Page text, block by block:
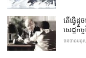
តើធ្វើ
សេដ្ឋកិ
ធនធានមនុស្